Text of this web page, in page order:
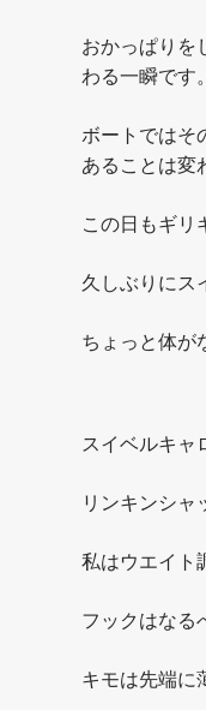
おかっぱりを
わる一瞬です。
ボートではそ
あることは変
この日もギリ
久しぶりにス
ちょっと体が
スイベルキャ
リンキンシャ
私はウエイト
フックはなる
キモは先端に